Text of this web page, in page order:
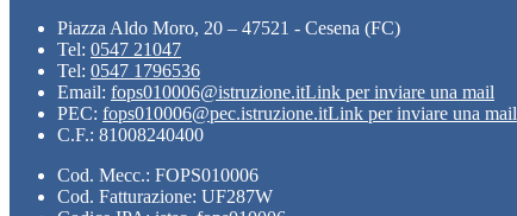
Piazza Aldo Moro, 20 – 47521 - Cesena (FC)
Tel: 0547 21047
Tel: 0547 1796536
Email: fops010006@istruzione.itLink per inviare una mail
PEC: fops010006@pec.istruzione.itLink per inviare una mail
C.F.: 81008240400
Cod. Mecc.: FOPS010006
Cod. Fatturazione: UF287W